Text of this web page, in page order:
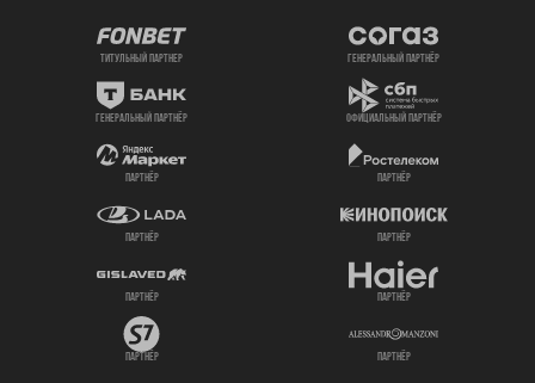
титульный партнер генеральный партнёр
генеральный партнёр официальный партнёр
партнёр партнёр
партнёр партнёр
партнёр партнёр
партнёр партнёр